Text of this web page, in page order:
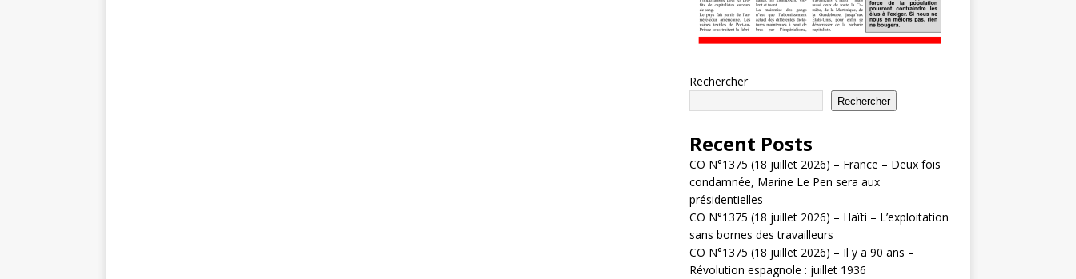
Rechercher
Rechercher
Recent Posts
CO N°1375 (18 juillet 2026) – France – Deux fois
condamnée, Marine Le Pen sera aux
présidentielles
CO N°1375 (18 juillet 2026) – Haïti – L’exploitation
sans bornes des travailleurs
CO N°1375 (18 juillet 2026) – Il y a 90 ans –
Révolution espagnole : juillet 1936